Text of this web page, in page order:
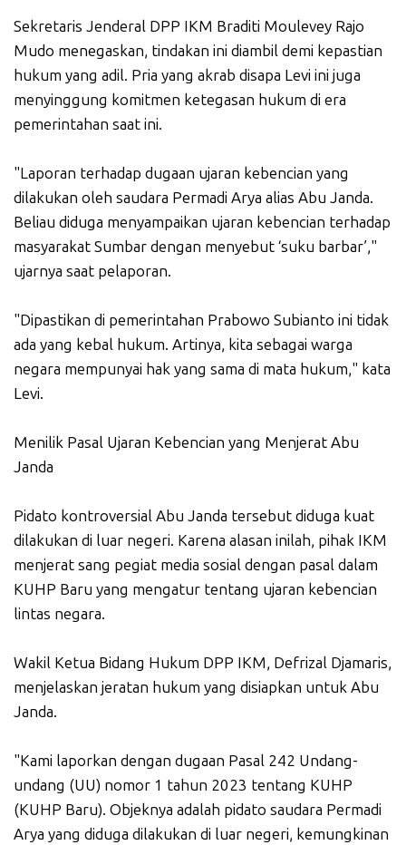
Sekretaris Jenderal DPP IKM Braditi Moulevey Rajo
Mudo menegaskan, tindakan ini diambil demi kepastian
hukum yang adil. Pria yang akrab disapa Levi ini juga
menyinggung komitmen ketegasan hukum di era
pemerintahan saat ini.
"Laporan terhadap dugaan ujaran kebencian yang
dilakukan oleh saudara Permadi Arya alias Abu Janda.
Beliau diduga menyampaikan ujaran kebencian terhadap
masyarakat Sumbar dengan menyebut ‘suku barbar’,"
ujarnya saat pelaporan.
"Dipastikan di pemerintahan Prabowo Subianto ini tidak
ada yang kebal hukum. Artinya, kita sebagai warga
negara mempunyai hak yang sama di mata hukum," kata
Levi.
Menilik Pasal Ujaran Kebencian yang Menjerat Abu
Janda
Pidato kontroversial Abu Janda tersebut diduga kuat
dilakukan di luar negeri. Karena alasan inilah, pihak IKM
menjerat sang pegiat media sosial dengan pasal dalam
KUHP Baru yang mengatur tentang ujaran kebencian
lintas negara.
Wakil Ketua Bidang Hukum DPP IKM, Defrizal Djamaris,
menjelaskan jeratan hukum yang disiapkan untuk Abu
Janda.
"Kami laporkan dengan dugaan Pasal 242 Undang-
undang (UU) nomor 1 tahun 2023 tentang KUHP
(KUHP Baru). Objeknya adalah pidato saudara Permadi
Arya yang diduga dilakukan di luar negeri, kemungkinan